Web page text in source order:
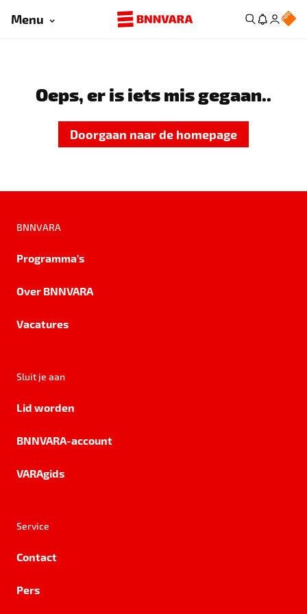
Menu
Oeps, er is iets mis gegaan..
Doorgaan naar de homepage
BNNVARA
Programma's
Over BNNVARA
Vacatures
Sluit je aan
Lid worden
BNNVARA-account
VARAgids
Service
Contact
Pers